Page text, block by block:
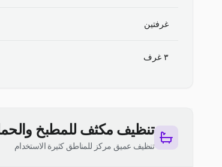
غرفتين
٣ غرف
تنظيف مكثف للمطبخ
تنظيف عميق مركز للمناطق كثيرة الاستخدام